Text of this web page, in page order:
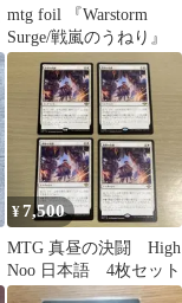
mtg foil 『Warstorm
Surge/戦嵐のうねり』
¥7,500
MTG 真昼の決闘 High
Noo 日本語 4枚セット